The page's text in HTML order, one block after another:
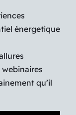
énergetique
qu’il